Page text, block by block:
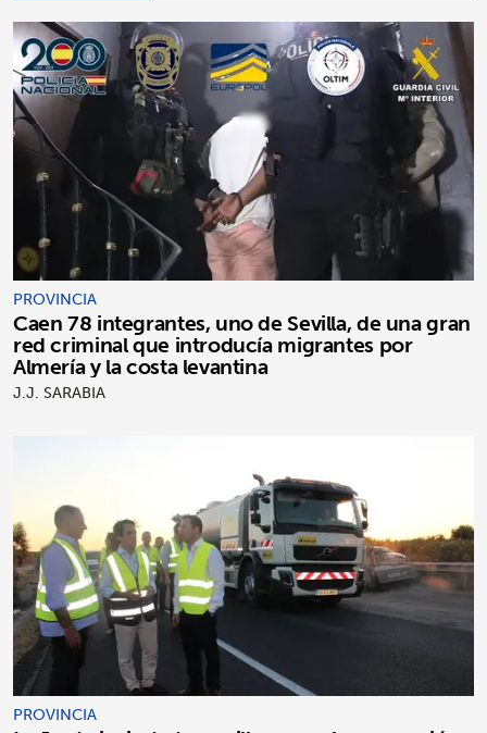
PROVINCIA
Caen 78 integrantes, uno de Sevilla, de una gran
red criminal que introducía migrantes por
Almería y la costa levantina
J.J. SARABIA
PROVINCIA